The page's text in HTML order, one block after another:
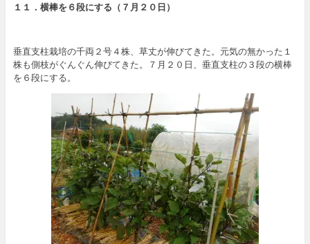
１１．横棒を６段にする（７ 月２０日）
垂直支柱栽培の千両２号４株、草丈が伸びてきた。元気の無かった１
株も側枝がぐんぐん伸びてきた。７月２０日、垂直支柱の３段の横棒
を６段にする。